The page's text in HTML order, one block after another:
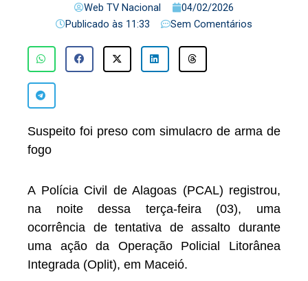
Web TV Nacional
04/02/2026
Publicado às 11:33 Sem Comentários
Suspeito foi preso com simulacro de arma de
fogo
A Polícia Civil de Alagoas (PCAL) registrou,
na noite dessa terça-feira (03), uma
ocorrência de tentativa de assalto durante
uma ação da Operação Policial Litorânea
Integrada (Oplit), em Maceió.